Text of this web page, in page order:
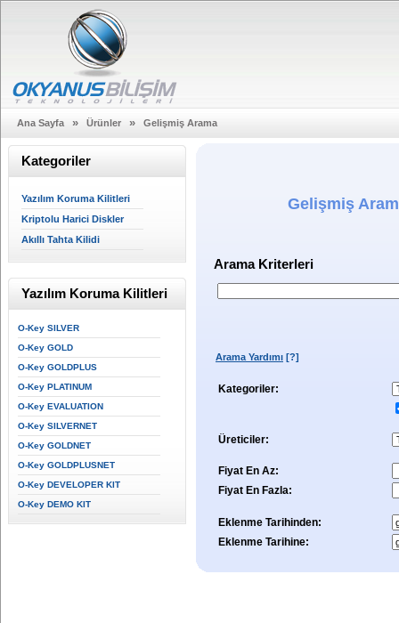
Ana Sayfa » Ürünler » Gelişmiş Arama
Kategoriler
Yazılım Koruma Kilitleri
Kriptolu Harici Diskler
Akıllı Tahta Kilidi
Yazılım Koruma Kilitleri
O-Key SILVER
O-Key GOLD
O-Key GOLDPLUS
O-Key PLATINUM
O-Key EVALUATION
O-Key SILVERNET
O-Key GOLDNET
O-Key GOLDPLUSNET
O-Key DEVELOPER KIT
O-Key DEMO KIT
Gelişmiş
Arama Kriterleri
Arama Yardımı [?]
Kategoriler:
Üreticiler:
Fiyat En Az:
Fiyat En Fazla:
Eklenme Tarihinden:
Eklenme Tarihine: